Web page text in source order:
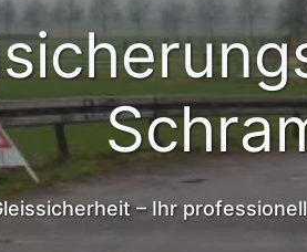
– Ihr